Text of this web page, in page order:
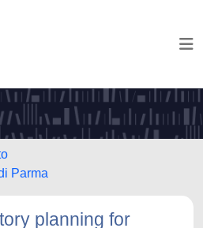
Parma
planning for